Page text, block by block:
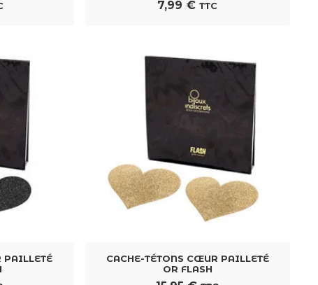
7,99 € TTC
PAILLETÉ
CACHE-TÉTONS CŒUR PAILLETÉ
OR FLASH